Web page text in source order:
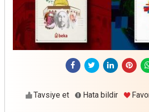
Tavsiye et Hata bildir